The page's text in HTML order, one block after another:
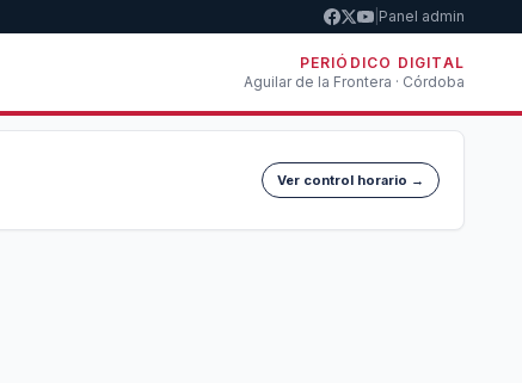
Panel admin
PERIÓDICO DIGITAL
Aguilar de la Frontera · Córdoba
Ver control horario →